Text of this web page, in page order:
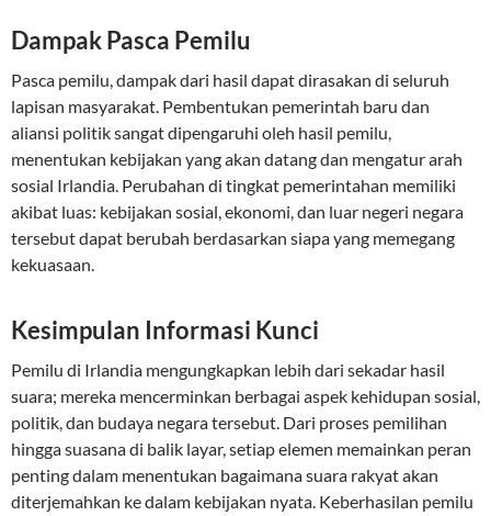
Dampak Pasca Pemilu
Pasca pemilu, dampak dari hasil dapat dirasakan di seluruh
lapisan masyarakat. Pembentukan pemerintah baru dan
aliansi politik sangat dipengaruhi oleh hasil pemilu,
menentukan kebijakan yang akan datang dan mengatur arah
sosial Irlandia. Perubahan di tingkat pemerintahan memiliki
akibat luas: kebijakan sosial, ekonomi, dan luar negeri negara
tersebut dapat berubah berdasarkan siapa yang memegang
kekuasaan.
Kesimpulan Informasi Kunci
Pemilu di Irlandia mengungkapkan lebih dari sekadar hasil
suara; mereka mencerminkan berbagai aspek kehidupan sosial,
politik, dan budaya negara tersebut. Dari proses pemilihan
hingga suasana di balik layar, setiap elemen memainkan peran
penting dalam menentukan bagaimana suara rakyat akan
diterjemahkan ke dalam kebijakan nyata. Keberhasilan pemilu